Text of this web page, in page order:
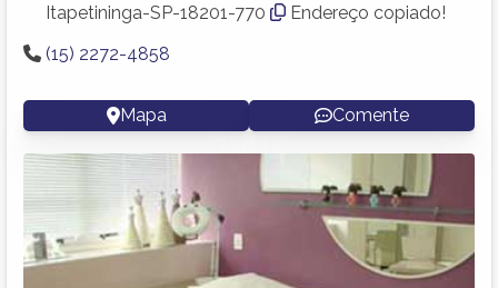
Itapetininga-SP-18201-770
Endereço copiado!
(15) 2272-4858
Mapa Comente